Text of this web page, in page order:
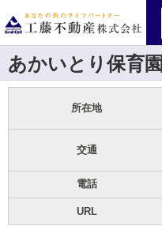
あかいとり保育園
所在地
交通
電話
URL